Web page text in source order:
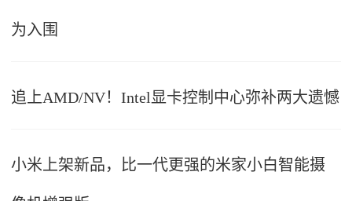
为入围
追上AMD/NV！Intel显卡控制中心弥补两大遗憾
小米上架新品，比一代更强的米家小白智能摄